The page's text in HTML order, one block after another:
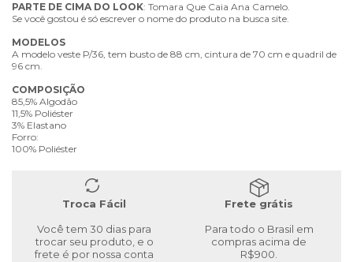
PARTE DE CIMA DO LOOK: Tomara Que Caia Ana Camelo.
Se você gostou é só escrever o nome do produto na busca site.
MODELOS
A modelo veste P/36, tem busto de 88 cm, cintura de 70 cm e quadril de
96 cm.
COMPOSIÇÃO
85,5% Algodão
11,5% Poliéster
3% Elastano
Forro:
100% Poliéster
Troca Fácil
Você tem 30 dias para
trocar seu produto, e o
frete é por nossa conta
Frete grátis
Para todo o Brasil em
compras acima de
R$900.